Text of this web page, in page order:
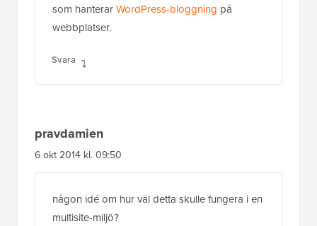
som hanterarWordPress-bloggning på
webbplatser.
Svara
pravdamien
6 okt 2014 kl. 09:50
någon idé om hur väl detta skulle fungera i en
multisite-miljö?